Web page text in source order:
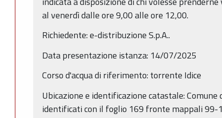
al venerdì dalle ore 9,00 alle ore 12,00.
Richiedente: e-distribuzione S.p.A..
Data presentazione istanza: 14/07/2025
Corso d'acqua di riferimento: torrente Idice
Ubicazione e identificazione catastale:
identificati con il foglio 169 fronte mappali 99-